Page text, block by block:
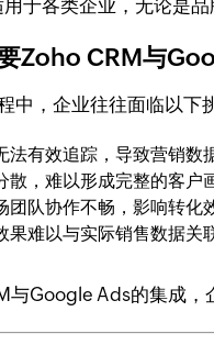
于各类企业，无论是
Zoho CRM与
中，企业往往面临以下
法有效追踪，导致营销数
散，难以形成完整的客户
团队协作不畅，影响转化
果难以与实际销售数据关
与Google Ads的集成，